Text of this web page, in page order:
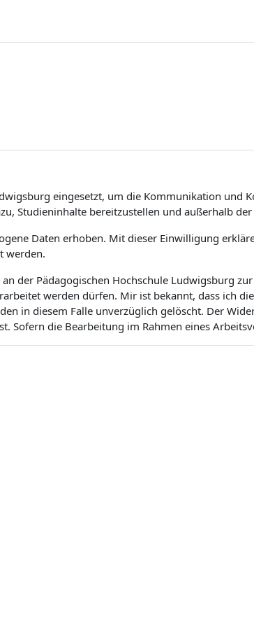
eingesetzt, um die Kommunikation und
Studieninhalte bereitzustellen und außerhalb
Daten erhoben. Mit dieser Einwilligung
werden.
der Pädagogischen Hochschule Ludwigsburg
werden dürfen. Mir ist bekannt, dass ich
in diesem Falle unverzüglich gelöscht. Der
Sofern die Bearbeitung im Rahmen eines